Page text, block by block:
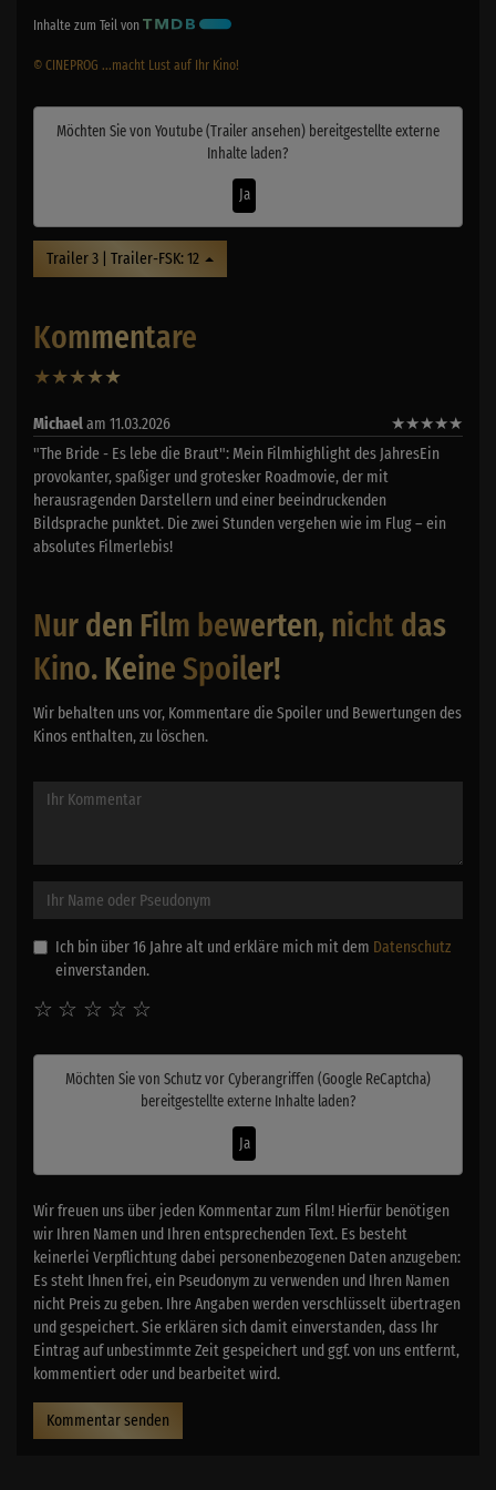
Inhalte zum Teil von
© CINEPROG ...macht Lust auf Ihr Kino!
Möchten Sie von Youtube (Trailer ansehen) bereitgestellte externe
Inhalte laden?
Ja
Trailer 3 | Trailer-FSK: 12
Kommentare
★★★★★
Michaelam 11.03.2026 ★★★★★
"The Bride - Es lebe die Braut": Mein Filmhighlight des JahresEin
provokanter, spaßiger und grotesker Roadmovie, der mit
herausragenden Darstellern und einer beeindruckenden
Bildsprache punktet. Die zwei Stunden vergehen wie im Flug – ein
absolutes Filmerlebis!
Nur den Film bewerten, nicht das
Kino. Keine Spoiler!
Wir behalten uns vor, Kommentare die Spoiler und Bewertungen des
Kinos enthalten, zu löschen.
Ich bin über 16 Jahre alt und erkläre mich mit dem Datenschutz
einverstanden.
☆
☆
☆
☆
☆
Möchten Sie von Schutz vor Cyberangriffen (Google ReCaptcha)
bereitgestellte externe Inhalte laden?
Ja
Wir freuen uns über jeden Kommentar zum Film! Hierfür benötigen
wir Ihren Namen und Ihren entsprechenden Text. Es besteht
keinerlei Verpflichtung dabei personenbezogenen Daten anzugeben:
Es steht Ihnen frei, ein Pseudonym zu verwenden und Ihren Namen
nicht Preis zu geben. Ihre Angaben werden verschlüsselt übertragen
und gespeichert. Sie erklären sich damit einverstanden, dass Ihr
Eintrag auf unbestimmte Zeit gespeichert und ggf. von uns entfernt,
kommentiert oder und bearbeitet wird.
Kommentar senden